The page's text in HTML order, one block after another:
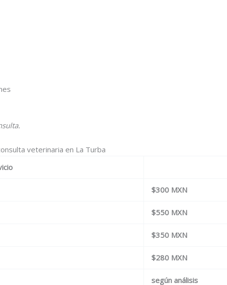
veterinaria en La Turba
$300 MXN
$550 MXN
$350 MXN
$280 MXN
según análisis